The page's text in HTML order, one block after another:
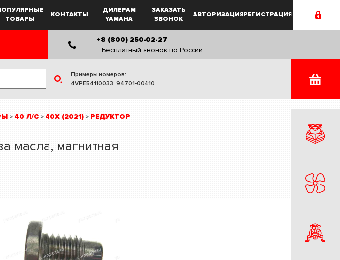
ТОВАРЫ
КОНТАКТЫ
ДИЛЕРАМ
YAMAHA
ЗАКАЗАТЬ
ЗВОНОК
АВТОРИЗАЦИЯРЕГИСТРАЦИЯ
+8 (800) 250-02-27
Бесплатный звонок по России
Примеры номеров:
4VPE54110033, 94701-00410
> 40 Л/С > 40X (2021) > РЕДУКТОР
масла, магнитная